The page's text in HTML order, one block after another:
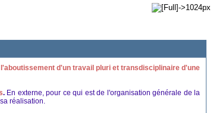
d'un travail pluri et transdisciplinaire d'une
. En externe, pour ce qui est de l'organisation générale de la
réalisation.